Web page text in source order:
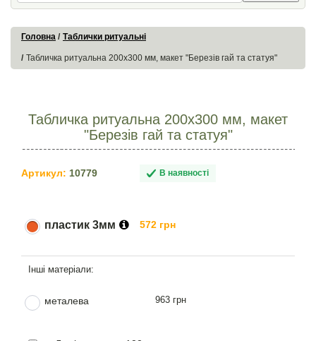
Головна Таблички ритуальні
Табличка ритуальна 200х300 мм, макет "Березів гай та статуя"
Табличка ритуальна 200х300 мм, макет
"Березів гай та статуя"
Артикул: 10779 В наявності
пластик 3мм 572 грн
металева 963 грн